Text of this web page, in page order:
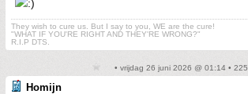
They wish to cure us. But I say to you, WE are the cure!
"WHAT IF YOU'RE RIGHT AND THEY'RE WRONG?"
R.I.P DTS.
• vrijdag 26 juni 2026 @ 01:14 • 225
Homijn